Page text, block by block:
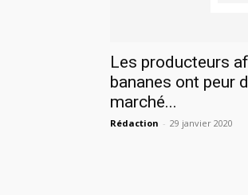
Les producteurs
bananes ont peur
marché...
Rédaction - 29 janvier 2020